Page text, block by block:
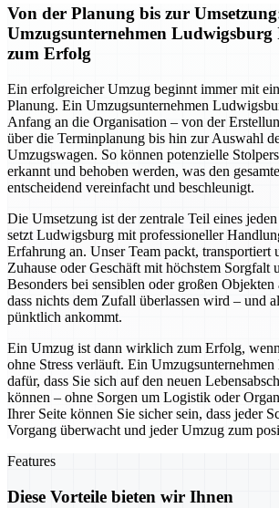
Von der Planung bis zur
Umzugsunternehmen
zum Erfolg
Ein erfolgreicher Umzug beginnt immer mit
Planung. Ein Umzugsunternehmen
Anfang an die Organisation – von der
über die Terminplanung bis hin zur Auswahl
Umzugswagen. So können potenzielle
erkannt und behoben werden, was den
entscheidend vereinfacht und beschleunigt.
Die Umsetzung ist der zentrale Teil eines
setzt Ludwigsburg mit professioneller
Erfahrung an. Unser Team packt, transportiert
Zuhause oder Geschäft mit höchstem Sorgfalt
Besonders bei sensiblen oder großen
dass nichts dem Zufall überlassen wird – und
pünktlich ankommt.
Ein Umzug ist dann wirklich zum Erfolg,
ohne Stress verläuft. Ein
dafür, dass Sie sich auf den neuen
können – ohne Sorgen um Logistik oder
Ihrer Seite können Sie sicher sein, dass jeder
Vorgang überwacht und jeder Umzug zum
Features
Diese Vorteile bieten wir Ihnen